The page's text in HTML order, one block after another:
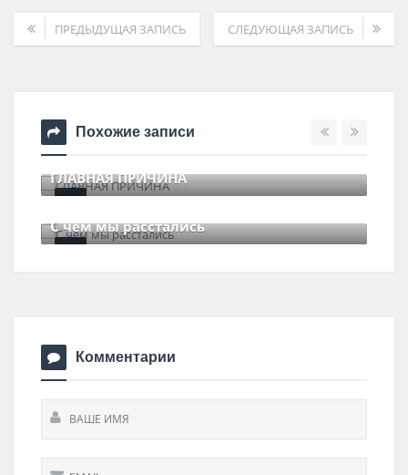
ПРЕДЫДУЩАЯ ЗАПИСЬ СЛЕДУЮЩАЯ ЗАПИСЬ
Похожие записи
ГЛАВНАЯ ПРИЧИНА
С чем мы расстались
Комментарии